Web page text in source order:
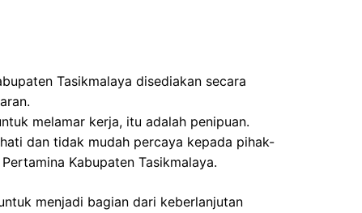
Tasikmalaya disediakan secara
melamar kerja, itu adalah penipuan.
dan tidak mudah percaya kepada pihak-
Kabupaten Tasikmalaya.
menjadi bagian dari keberlanjutan